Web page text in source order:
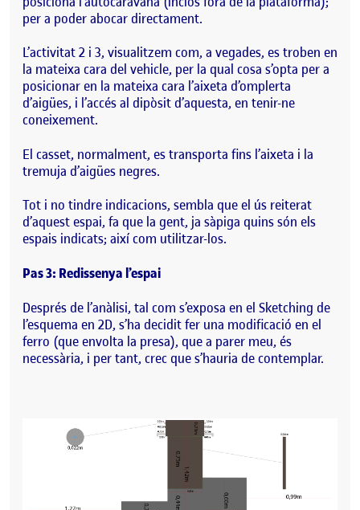
per a poder abocar directament.
L’activitat 2 i 3, visualitzem com, a vegades, es troben en
la mateixa cara del vehicle, per la qual cosa s’opta per a
posicionar en la mateixa cara l’aixeta d’omplerta
d’aigües, i l’accés al dipòsit d’aquesta, en tenir-ne
coneixement.
El casset, normalment, es transporta fins l’aixeta i la
tremuja d’aigües negres.
Tot i no tindre indicacions, sembla que el ús reiterat
d’aquest espai, fa que la gent, ja sàpiga quins són els
espais indicats; així com utilitzar-los.
Pas 3: Redissenya l’espai
Després de l’anàlisi, tal com s’exposa en el Sketching de
l’esquema en 2D, s’ha decidit fer una modificació en el
ferro (que envolta la presa), que a parer meu, és
necessària, i per tant, crec que s’hauria de contemplar.